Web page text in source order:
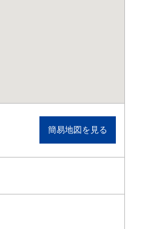
簡易地図を見る